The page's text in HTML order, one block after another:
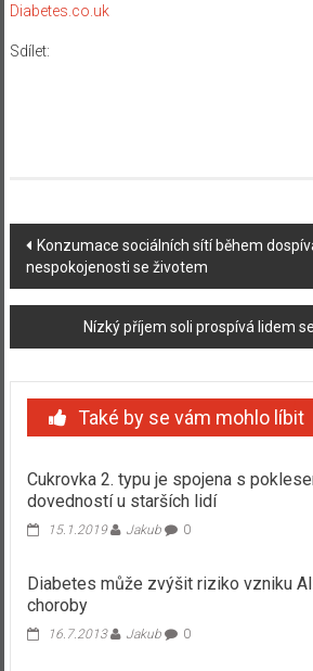
Diabetes.co.uk
Sdílet:
Navigace
příspěvku
Konzumace sociálních sítí během
nespokojenosti se životem
Nízký příjem soli prospívá lidem
Také by se vám mohlo líbit
Cukrovka 2. typu je spojena s
dovedností u starších lidí
15.1.2019 Jakub 0
Diabetes může zvýšit riziko vzniku
choroby
16.7.2013 Jakub 0